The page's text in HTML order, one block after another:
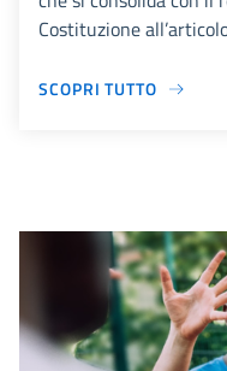
Costituzione
SCOPRI TUTTO